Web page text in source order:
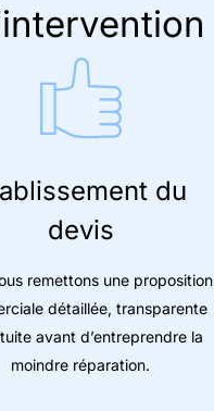
du
devis
remettons une proposition
détaillée, transparente
avant d’entreprendre la
moindre réparation.